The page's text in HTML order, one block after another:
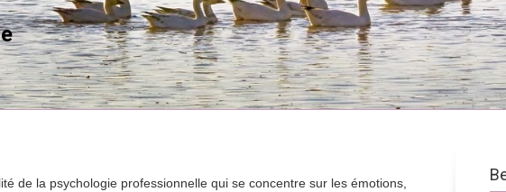
de la psychologie professionnelle qui se concentre sur les émotions,